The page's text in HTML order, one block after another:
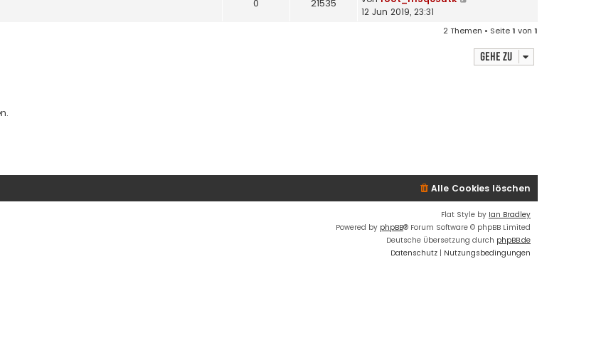
0 21535
12 Jun 2019, 23:31
2 Themen • Seite1 von 1
Gehe zu
Alle Cookies löschen
Flat Style by Ian Bradley
Powered by phpBB® Forum Software © phpBB Limited
Deutsche Übersetzung durch phpBB.de
Datenschutz | Nutzungsbedingungen